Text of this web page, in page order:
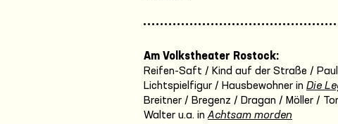
Am Volkstheater Rostock:
Reifen-Saft / Kind auf der Straße /
Lichtspielfigur / Hausbewohner in Die
Breitner / Bregenz / Dragan / Möller /
Walter u.a. in Achtsam morden